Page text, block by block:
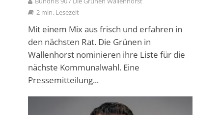
2 min. Lesezeit
Mit einem Mix aus frisch und erfahren in
den nächsten Rat. Die Grünen in
Wallenhorst nominieren ihre Liste für die
nächste Kommunalwahl. Eine
Pressemitteilung...